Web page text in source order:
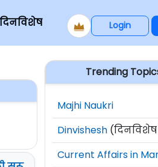
दिनविशेष Login
Trending
Majhi Naukri
Dinvishesh (दिनविशेष
Current Affairs in